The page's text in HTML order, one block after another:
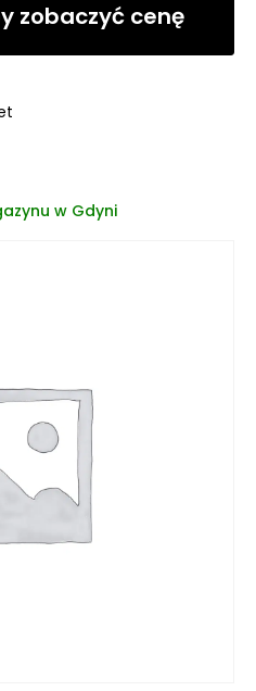
zobaczyć cenę
w Gdyni